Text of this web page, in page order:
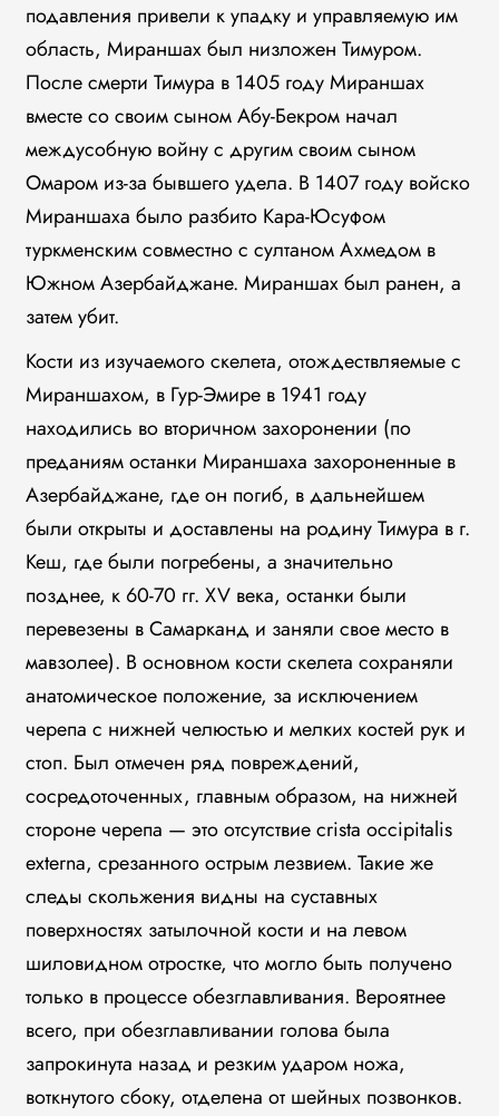
подавления привели к упадку и управляемую им
область, Мираншах был низложен Тимуром.
После смерти Тимура в 1405 году Мираншах
вместе со своим сыном Абу-Бекром начал
междусобную войну с другим своим сыном
Омаром из-за бывшего удела. В 1407 году войско
Мираншаха было разбито Кара-Юсуфом
туркменским совместно с султаном Ахмедом в
Южном Азербайджане. Мираншах был ранен, а
затем убит.
Кости из изучаемого скелета, отождествляемые с
Мираншахом, в Гур-Эмире в 1941 году
находились во вторичном захоронении (по
преданиям останки Мираншаха захороненные в
Азербайджане, где он погиб, в дальнейшем
были открыты и доставлены на родину Тимура в г.
Кеш, где были погребены, а значительно
позднее, к 60-70 гг. XV века, останки были
перевезены в Самарканд и заняли свое место в
мавзолее). В основном кости скелета сохраняли
анатомическое положение, за исключением
черепа с нижней челюстью и мелких костей рук и
стоп. Был отмечен ряд повреждений,
сосредоточенных, главным образом, на нижней
стороне черепа — это отсутствие crista occipitalis
externa, срезанного острым лезвием. Такие же
следы скольжения видны на суставных
поверхностях затылочной кости и на левом
шиловидном отростке, что могло быть получено
только в процессе обезглавливания. Вероятнее
всего, при обезглавливании голова была
запрокинута назад и резким ударом ножа,
воткнутого сбоку, отделена от шейных позвонков.